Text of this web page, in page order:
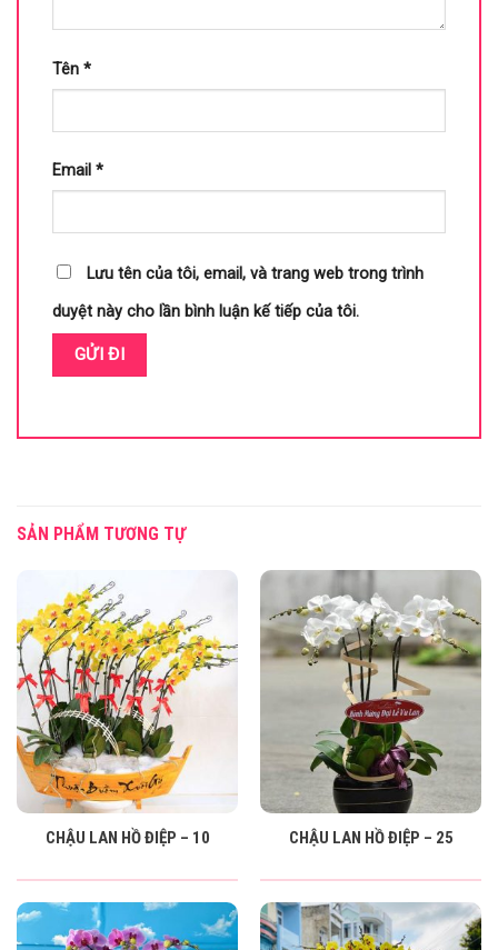
Tên *
Email *
Lưu tên của tôi, email, và trang web trong trình
duyệt này cho lần bình luận kế tiếp của tôi.
SẢN PHẨM TƯƠNG TỰ
CHẬU LAN HỒ ĐIỆP – 10 CHẬU LAN HỒ ĐIỆP – 25